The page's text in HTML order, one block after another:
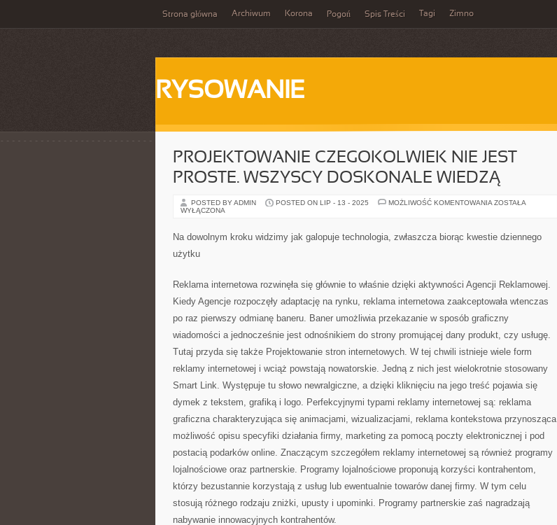
Strona główna Archiwum Korona Pogoń Spis Treści Tagi Zimno
RYSOWANIE
PROJEKTOWANIE CZEGOKOLWIEK NIE JEST
PROSTE. WSZYSCY DOSKONALE WIEDZĄ
POSTED BY ADMIN POSTED ON LIP - 13 - 2025 MOŻLIWOŚĆ KOMENTOWANIA PROJEKTOWANIE
PROSTE.
WSZYSCY
ZOSTAŁA
WYŁĄCZONA
Na dowolnym kroku widzimy jak galopuje technologia, zwłaszcza biorąc kwestie dziennego
użytku
Reklama internetowa rozwinęła się głównie to właśnie dzięki aktywności Agencji Reklamowej.
Kiedy Agencje rozpoczęły adaptację na rynku, reklama internetowa zaakceptowała wtenczas
po raz pierwszy odmianę baneru. Baner umożliwia przekazanie w sposób graficzny
wiadomości a jednocześnie jest odnośnikiem do strony promującej dany produkt, czy usługę.
Tutaj przyda się także Projektowanie stron internetowych. W tej chwili istnieje wiele form
reklamy internetowej i wciąż powstają nowatorskie. Jedną z nich jest wielokrotnie stosowany
Smart Link. Występuje tu słowo newralgiczne, a dzięki kliknięciu na jego treść pojawia się
dymek z tekstem, grafiką i logo. Perfekcyjnymi typami reklamy internetowej są: reklama
graficzna charakteryzująca się animacjami, wizualizacjami, reklama kontekstowa przynosząca
możliwość opisu specyfiki działania firmy, marketing za pomocą poczty elektronicznej i pod
postacią podarków online. Znaczącym szczegółem reklamy internetowej są również programy
lojalnościowe oraz partnerskie. Programy lojalnościowe proponują korzyści kontrahentom,
którzy bezustannie korzystają z usług lub ewentualnie towarów danej firmy. W tym celu
stosują różnego rodzaju zniżki, upusty i upominki. Programy partnerskie zaś nagradzają
nabywanie innowacyjnych kontrahentów.